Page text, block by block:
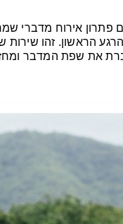
פתרון אירוח מדברי
הראשון. זהו שירות
את שפת המדבר